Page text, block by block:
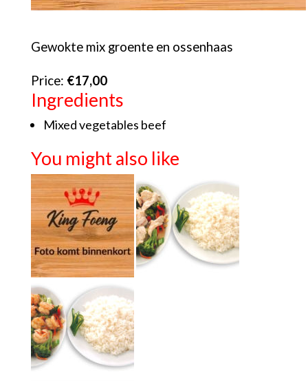
Gewokte mix groente en ossenhaas
Price: €17,00
Ingredients
Mixed vegetables beef
You might also like